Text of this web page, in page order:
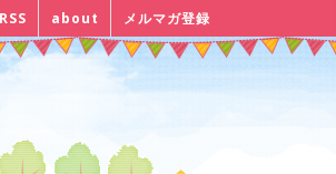
RSS about メルマガ登録